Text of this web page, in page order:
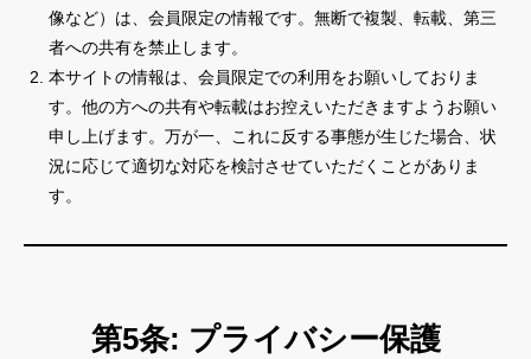
像など）は、会員限定の情報です。無断で複製、転載、第三
者への共有を禁止します。
本サイトの情報は、会員限定での利用をお願いしておりま
す。他の方への共有や転載はお控えいただきますようお願い
申し上げます。万が一、これに反する事態が生じた場合、状
況に応じて適切な対応を検討させていただくことがありま
す。
第5条: プライバシー保護